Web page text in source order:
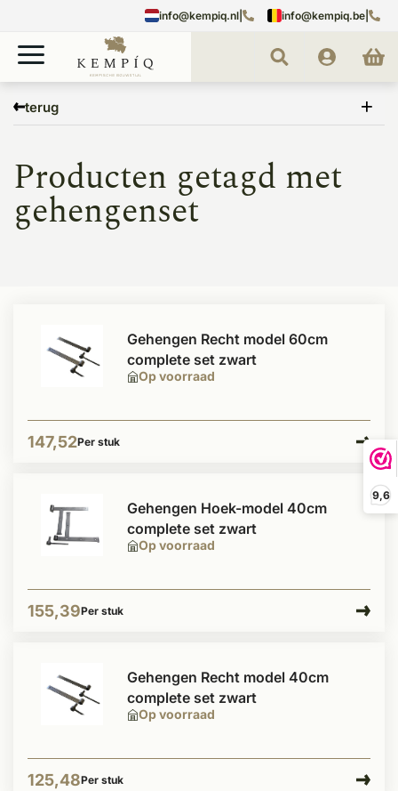
9,6
info@kempiq.nl info@kempiq.be
terug
gehengenset
Producten getagd met
gehengenset
Op voorraad
Gehengen Recht model 60cm
complete set zwart
147,52Per stuk
Op voorraad
Gehengen Hoek-model 40cm
complete set zwart
155,39Per stuk
Op voorraad
Gehengen Recht model 40cm
complete set zwart
125,48Per stuk